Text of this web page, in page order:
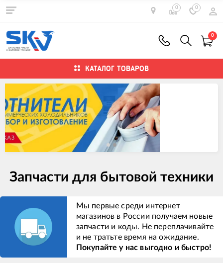
0 0
0
КАТАЛОГ ТОВАРОВ
Запчасти для бытовой техники
Мы первые среди интернет
магазинов в России получаем новые
запчасти и коды. Не переплачивайте
и не тратьте время на ожидание.
Покупайте у нас выгодно и быстро!